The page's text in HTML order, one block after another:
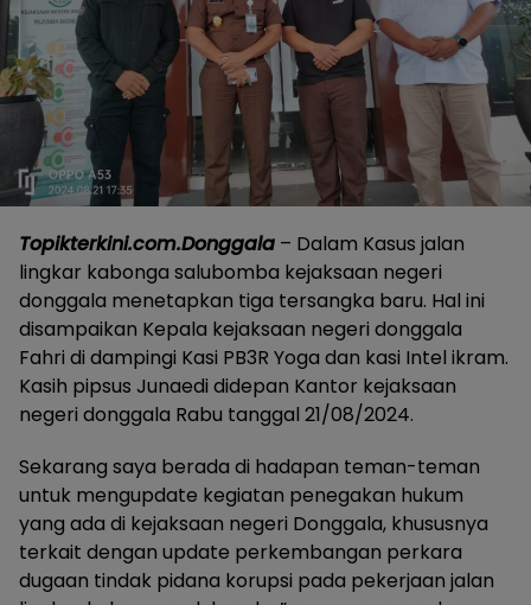
Topikterkini.com.Donggala – Dalam Kasus jalan
lingkar kabonga salubomba kejaksaan negeri
donggala menetapkan tiga tersangka baru. Hal ini
disampaikan Kepala kejaksaan negeri donggala
Fahri di dampingi Kasi PB3R Yoga dan kasi Intel ikram.
Kasih pipsus Junaedi didepan Kantor kejaksaan
negeri donggala Rabu tanggal 21/08/2024.
Sekarang saya berada di hadapan teman-teman
untuk mengupdate kegiatan penegakan hukum
yang ada di kejaksaan negeri Donggala, khususnya
terkait dengan update perkembangan perkara
dugaan tindak pidana korupsi pada pekerjaan jalan